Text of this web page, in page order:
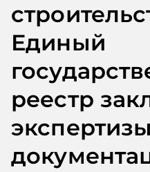
Единый
реестр